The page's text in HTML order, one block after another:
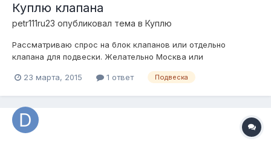
Куплю клапана
petr111ru23 опубликовал тема в Куплю
Рассматриваю спрос на блок клапанов или отдельно
клапана для подвески. Желательно Москва или
живую.
23 марта, 2015 1 ответ Подвеска